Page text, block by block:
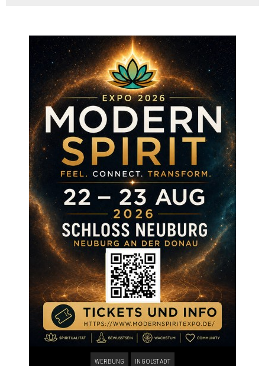
WERBUNG INGOLSTADT